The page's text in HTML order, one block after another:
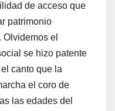
de acceso que
patrimonio
Olvidemos el
se hizo patente
canto que la
el coro de
las edades del